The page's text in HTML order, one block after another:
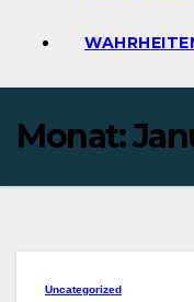
Monat:
Uncategorized